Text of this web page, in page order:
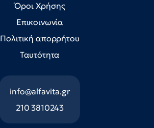
Όροι Χρήσης
Επικοινωνία
Πολιτική απορρήτου
Ταυτότητα
info@alfavita.gr
210 3810243